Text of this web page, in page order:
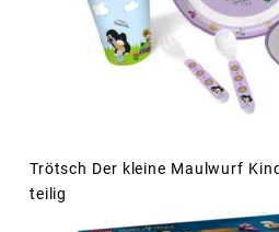
Trötsch Der kleine Maulwurf
teilig